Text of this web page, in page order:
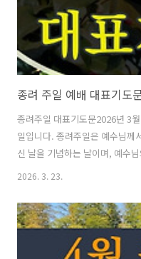
종려 주일 예배 대표기도
종려주일 대표기도문2026년 3
일입니다. 종려주일은 예수님께
신 날을 기념하는 날이며, 예수
낮 예배 대표기도와 주일 오후
다.3월 다섯째주 대표기도문 사
지를 창조하시고 역사의 모든
영광을 올려 드립니다. 죄 가운
예수 그리스도를 보내사 구원의
2026. 3. 23.